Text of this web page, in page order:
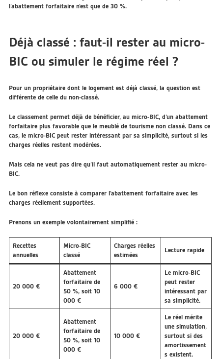
l’abattement forfaitaire n’est que de 30 %.
Déjà classé : faut-il rester au micro-
BIC ou simuler le régime réel ?
Pour un propriétaire dont le logement est déjà classé, la question est
différente de celle du non-classé.
Le classement permet déjà de bénéficier, au micro-BIC, d’un abattement
forfaitaire plus favorable que le meublé de tourisme non classé. Dans ce
cas, le micro-BIC peut rester intéressant par sa simplicité, surtout si les
charges réelles restent modérées.
Mais cela ne veut pas dire qu’il faut automatiquement rester au micro-
BIC.
Le bon réflexe consiste à comparer l’abattement forfaitaire avec les
charges réellement supportées.
Prenons un exemple volontairement simplifié :
Recettes
annuelles
Micro-BIC
classé
Charges réelles
estimées
Lecture rapide
20 000 €
Abattement
forfaitaire de
50 %, soit 10
000 €
6 000 €
Le micro-BIC
peut rester
intéressant par
sa simplicité.
20 000 €
Abattement
forfaitaire de
50 %, soit 10
000 €
10 000 €
Le réel mérite
une simulation,
surtout si des
amortissement
s existent.